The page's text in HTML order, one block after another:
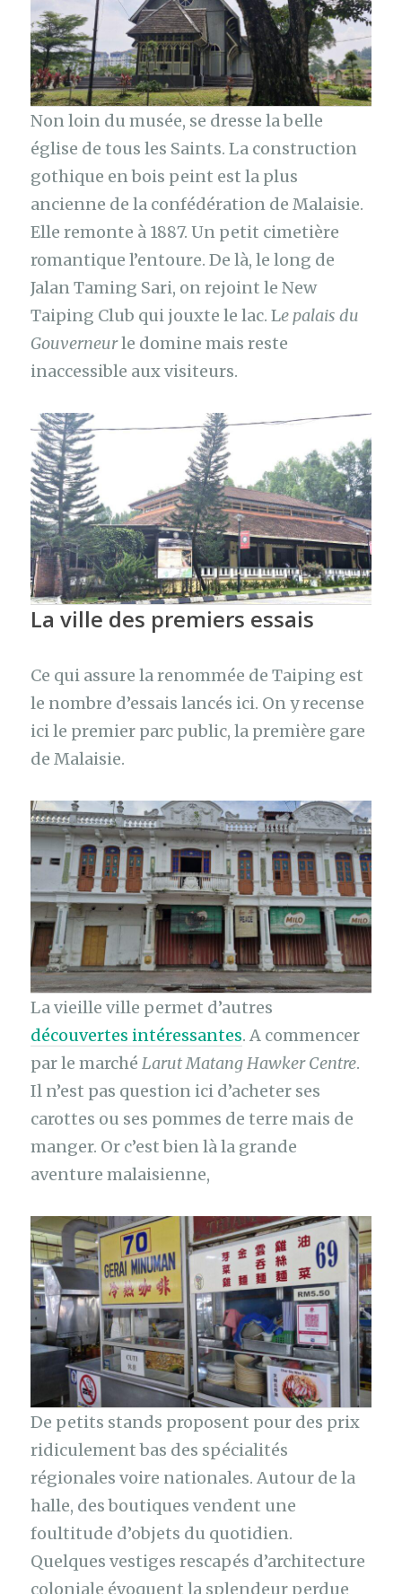
Non loin du musée, se dresse la belle
église de tous les Saints. La construction
gothique en bois peint est la plus
ancienne de la confédération de Malaisie.
Elle remonte à 1887. Un petit cimetière
romantique l’entoure. De là, le long de
Jalan Taming Sari, on rejoint le New
Taiping Club qui jouxte le lac. Le palais du
Gouverneurle domine mais reste
inaccessible aux visiteurs.
La ville des premiers essais
Ce qui assure la renommée de Taiping est
le nombre d’essais lancés ici. On y recense
ici le premier parc public, la première gare
de Malaisie.
La vieille ville permet d’autres
découvertes intéressantes. A commencer
par le marché Larut Matang Hawker Centre.
Il n’est pas question ici d’acheter ses
carottes ou ses pommes de terre mais de
manger. Or c’est bien là la grande
aventure malaisienne,
De petits stands proposent pour des prix
ridiculement bas des spécialités
régionales voire nationales. Autour de la
halle, des boutiques vendent une
foultitude d’objets du quotidien.
Quelques vestiges rescapés d’architecture
coloniale évoquent la splendeur perdue